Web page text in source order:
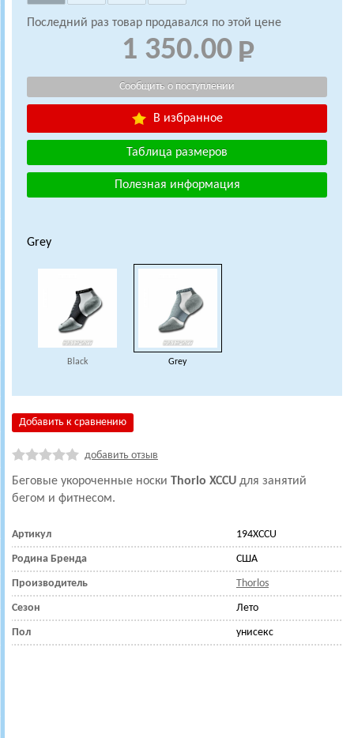
Последний раз товар продавался по этой цене
1 350.00
В избранное
Таблица размеров
Полезная информация
Grey
Black Grey
Добавить к сравнению
добавить отзыв
Беговые укороченные носки Thorlo XCCU для занятий
бегом и фитнесом.
Артикул 194XCCU
Родина Бренда США
Производитель Thorlos
Сезон Лето
Пол унисекс